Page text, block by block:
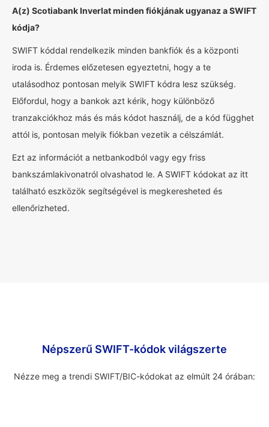
A(z) Scotiabank Inverlat minden fiókjának ugyanaz a SWIFT
kódja?
SWIFT kóddal rendelkezik minden bankfiók és a központi
iroda is. Érdemes előzetesen egyeztetni, hogy a te
utalásodhoz pontosan melyik SWIFT kódra lesz szükség.
Előfordul, hogy a bankok azt kérik, hogy különböző
tranzakciókhoz más és más kódot használj, de a kód függhet
attól is, pontosan melyik fiókban vezetik a célszámlát.
Ezt az információt a netbankodból vagy egy friss
bankszámlakivonatról olvashatod le. A SWIFT kódokat az itt
található eszközök segítségével is megkeresheted és
ellenőrizheted.
Népszerű SWIFT-kódok világszerte
Nézze meg a trendi SWIFT/BIC-kódokat az elmúlt 24 órában: